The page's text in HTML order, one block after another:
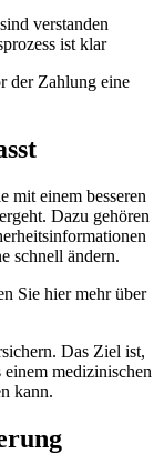
verstanden
ist klar
der Zahlung eine
mit einem besseren
Dazu gehören
schnell ändern.
Sie hier mehr über
Das Ziel ist,
medizinischen
kann.